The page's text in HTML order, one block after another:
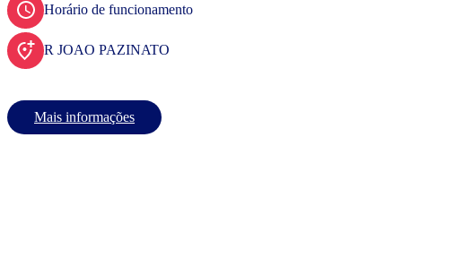
Horário de funcionamento
R JOAO PAZINATO
Mais informações